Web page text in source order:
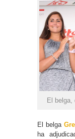
El belga,
El belga
ha